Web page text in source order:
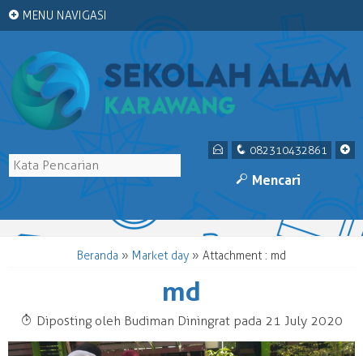
+ MENU NAVIGASI
+
q 082310432861
E
M Mencari
Beranda » Market day » Attachment : md
md
T Diposting oleh Budiman Diningrat pada 21 July 2020